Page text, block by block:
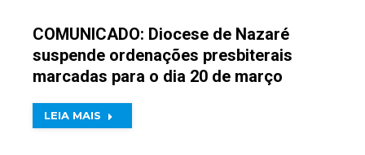
COMUNICADO: Diocese de Nazaré
suspende ordenações presbiterais
marcadas para o dia 20 de março
LEIA MAIS